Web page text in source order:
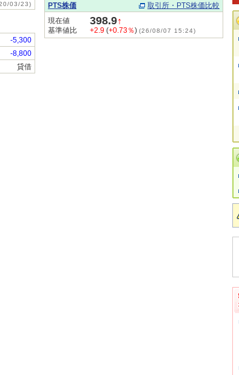
03/23)
-5,300
-8,800
貸借
PTS株価
取引所・PTS株価比較
現在値
398.9↑
基準値比 +2.9 (+0.73％) (26/08/07 15:24)